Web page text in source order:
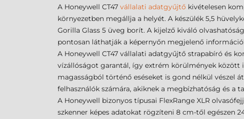
A Honeywell CT47 vállalati adatgyűjtő kivételesen
környezetben megállja a helyét. A készülék 5,5
Gorilla Glass 5 üveg borít. A kijelző kiváló
pontosan láthatják a képernyőn megjelenő
A Honeywell CT47 vállalati adatgyűjtő strapabíró és
vízállóságot garantál, így extrém körülmények között
magasságból történő eséseket is gond nélkül vészel
felhasználók számára, akiknek a megbízhatóság és a
A Honeywell bizonyos típusai FlexRange XLR
szkenner képes adatokat rögzíteni 8 cm-től egészen